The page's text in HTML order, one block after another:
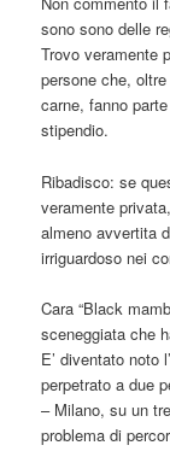
sono sono delle
Trovo veramente
persone che,
carne, fanno
stipendio.
Ribadisco: se
veramente
almeno avvertita
irriguardoso nei
Cara “Black
sceneggiata che
E’ diventato noto
perpetrato a due
– Milano, su un
problema di